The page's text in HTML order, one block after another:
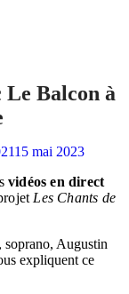
Le Balcon à
15 mai 2023
vidéos en direct
Les Chants de
soprano, Augustin
expliquent ce